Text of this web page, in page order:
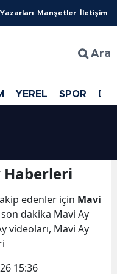
Manşetler İletişim
Ara
YEREL SPOR
Haberleri
edenler için Mavi
dakika Mavi Ay
videoları, Mavi Ay
15:36